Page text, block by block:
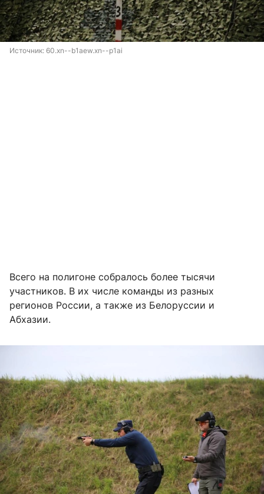
Источник: 60.xn--b1aew.xn--p1ai
Всего на полигоне собралось более тысячи
участников. В их числе команды из разных
регионов России, а также из Белоруссии и
Абхазии.